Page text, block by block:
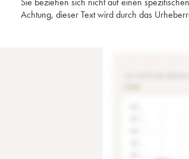
Achtung, dieser Text wird durch das